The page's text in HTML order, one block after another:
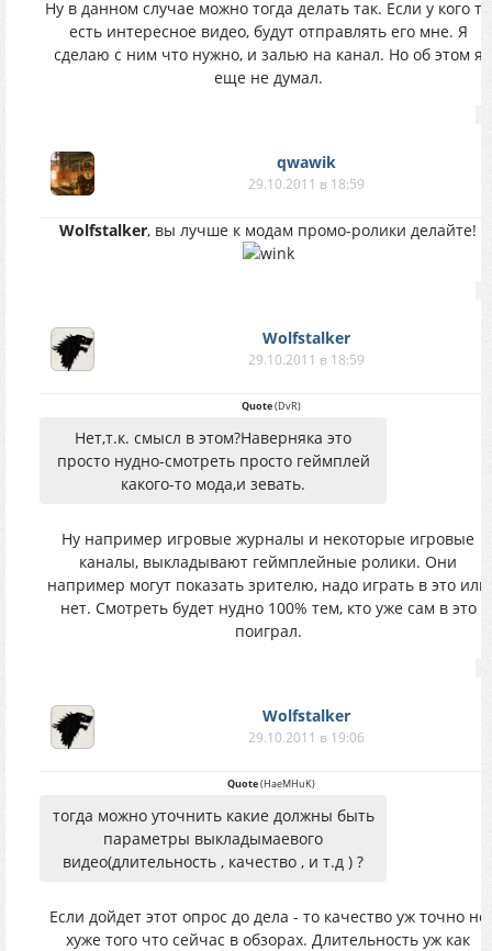
Ну в данном случае можно тогда делать так. Если у кого то
есть интересное видео, будут отправлять его мне. Я
сделаю с ним что нужно, и залью на канал. Но об этом я
еще не думал.
qwawik
29.10.2011 в 18:59
Wolfstalker, вы лучше к модам промо-ролики делайте!
Wolfstalker
29.10.2011 в 18:59
Quote(DvR)
Нет,т.к. смысл в этом?Наверняка это
просто нудно-смотреть просто геймплей
какого-то мода,и зевать.
Ну например игровые журналы и некоторые игровые
каналы, выкладывают геймплейные ролики. Они
например могут показать зрителю, надо играть в это или
нет. Смотреть будет нудно 100% тем, кто уже сам в это
поиграл.
Wolfstalker
29.10.2011 в 19:06
Quote(HaeMHuK)
тогда можно уточнить какие должны быть
параметры выкладымаевого
видео(длительность , качество , и т.д ) ?
Если дойдет этот опрос до дела - то качество уж точно не
хуже того что сейчас в обзорах. Длительность уж как